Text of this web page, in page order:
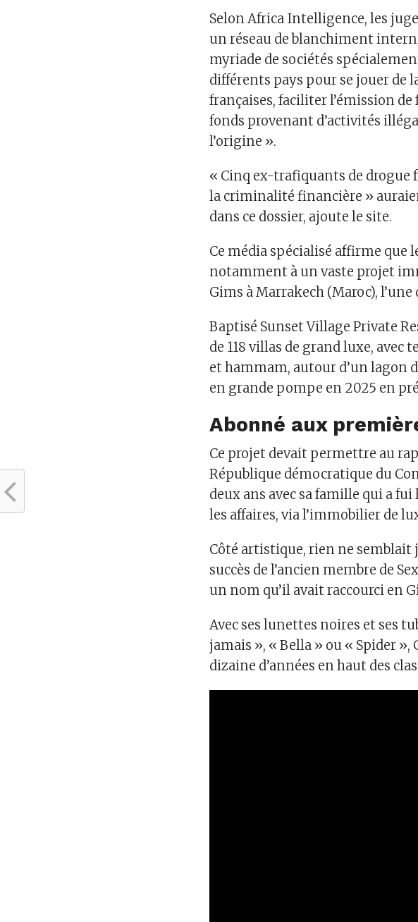
Selon Africa Intelligence, les
un réseau de blanchiment
myriade de sociétés
différents pays pour se jouer de
françaises, faciliter l’émission de
fonds provenant d’activités
l’origine ».
« Cinq ex-trafiquants de drogue
la criminalité financière »
dans ce dossier, ajoute le site.
Ce média spécialisé affirme que
notamment à un vaste projet
Gims à Marrakech (Maroc),
Baptisé Sunset Village Private
de 118 villas de grand luxe, avec
et hammam, autour d’un lagon
en grande pompe en 2025 en
Abonné aux
Ce projet devait permettre au
République démocratique du
deux ans avec sa famille qui a fui
les affaires, via l’immobilier de
Côté artistique, rien ne semblait
succès de l’ancien membre de
un nom qu’il avait raccourci en
Avec ses lunettes noires et ses
jamais », « Bella » ou « Spider »,
dizaine d’années en haut des